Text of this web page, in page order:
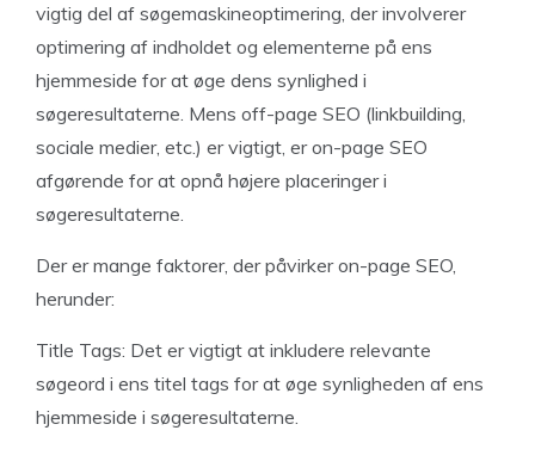
vigtig del af søgemaskineoptimering, der involverer
optimering af indholdet og elementerne på ens
hjemmeside for at øge dens synlighed i
søgeresultaterne. Mens off-page SEO (linkbuilding,
sociale medier, etc.) er vigtigt, er on-page SEO
afgørende for at opnå højere placeringer i
søgeresultaterne.
Der er mange faktorer, der påvirker on-page SEO,
herunder:
Title Tags: Det er vigtigt at inkludere relevante
søgeord i ens titel tags for at øge synligheden af ens
hjemmeside i søgeresultaterne.